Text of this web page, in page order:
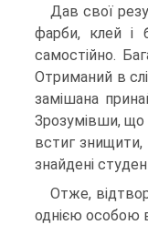
Дав свої
фарби, клей і
самостійно.
Отриманий в
замішана
Зрозумівши, що
встиг знищити,
знайдені
Отже,
однією особою